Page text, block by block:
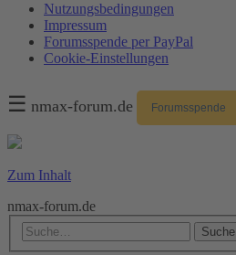
Nutzungsbedingungen
Impressum
Forumsspende per PayPal
Cookie-Einstellungen
☰ nmax-forum.de Forumsspende
Zum Inhalt
nmax-forum.de
Suche